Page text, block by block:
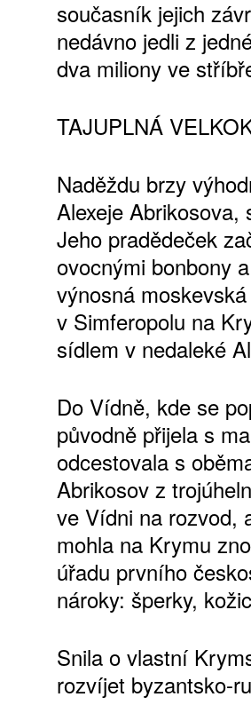
současník jejich
nedávno jedli z
dva miliony ve
TAJUPLNÁ
Naděždu brzy
Alexeje Abrikosova,
Jeho pradědeček
ovocnými bonbony
výnosná
v Simferopolu na
sídlem v nedaleké
Do Vídně, kde se
původně přijela s
odcestovala s
Abrikosov z
ve Vídni na rozvod,
mohla na Krymu
úřadu prvního
nároky: šperky,
Snila o vlastní
rozvíjet byzantsko-